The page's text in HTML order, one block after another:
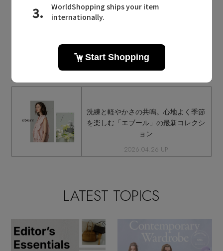
ebure MAILMAGAZINE
エブールに関連するメールマガジン
洗練と軽やかさの共鳴。心地よく季節
を楽しむ「エブール」の最新コレクシ
ョン
2026.04.26 UP
LATEST TOPICS